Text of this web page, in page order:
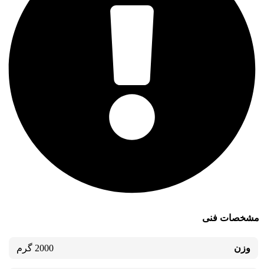
مشخصات فنی
وزن 2000 گرم